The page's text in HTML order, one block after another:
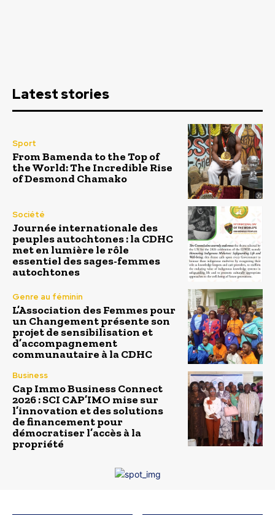
Latest stories
Sport
From Bamenda to the Top of
the World: The Incredible Rise
of Desmond Chamako
Société
Journée internationale des
peuples autochtones : la CDHC
met en lumière le rôle
essentiel des sages-femmes
autochtones
Genre au féminin
L’Association des Femmes pour
un Changement présente son
projet de sensibilisation et
d’accompagnement
communautaire à la CDHC
Business
Cap Immo Business Connect
2026 : SCI CAP’IMO mise sur
l’innovation et des solutions
de financement pour
démocratiser l’accès à la
propriété